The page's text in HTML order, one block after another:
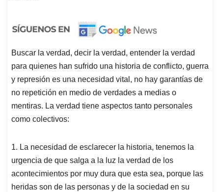
Buscar la verdad, decir la verdad, entender la verdad
para quienes han sufrido una historia de conflicto, guerra
y represión es una necesidad vital, no hay garantías de
no repetición en medio de verdades a medias o
mentiras. La verdad tiene aspectos tanto personales
como colectivos:
1. La necesidad de esclarecer la historia, tenemos la
urgencia de que salga a la luz la verdad de los
acontecimientos por muy dura que esta sea, porque las
heridas son de las personas y de la sociedad en su